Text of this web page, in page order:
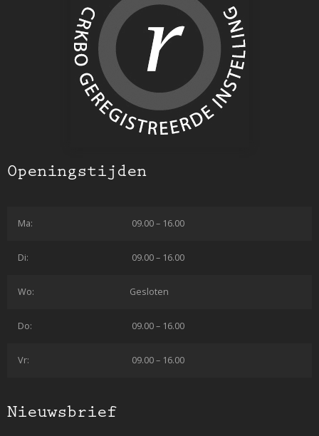
Openingstijden
Ma: 09.00 – 16.00
Di: 09.00 – 16.00
Wo: Gesloten
Do: 09.00 – 16.00
Vr: 09.00 – 16.00
Nieuwsbrief